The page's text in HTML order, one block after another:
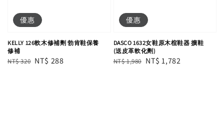
優惠
KELLY 126軟木修補劑 勃肯鞋保養
修補
Regular
NT$ 320 Sale
NT$ 288
優惠
DASCO 1632女鞋原木楦鞋器 擴鞋
(送皮革軟化劑)
Regular
NT$ 1,980 Sale
NT$ 1,782